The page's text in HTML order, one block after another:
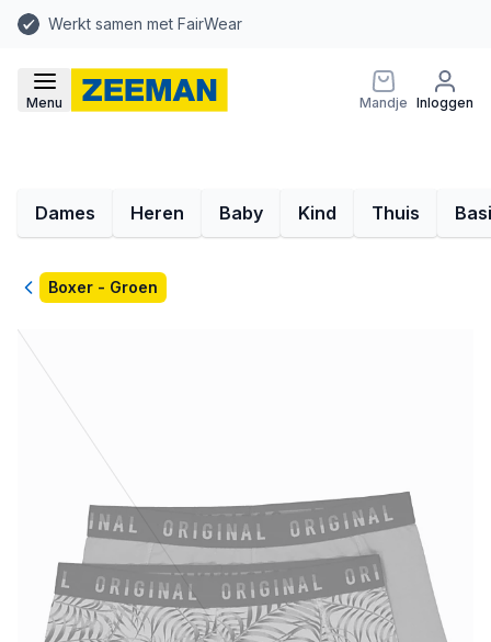
Werkt samen met FairWear
Menu Mandje Inloggen
Dames Heren Baby Kind Thuis
TerugBoxer - Groen